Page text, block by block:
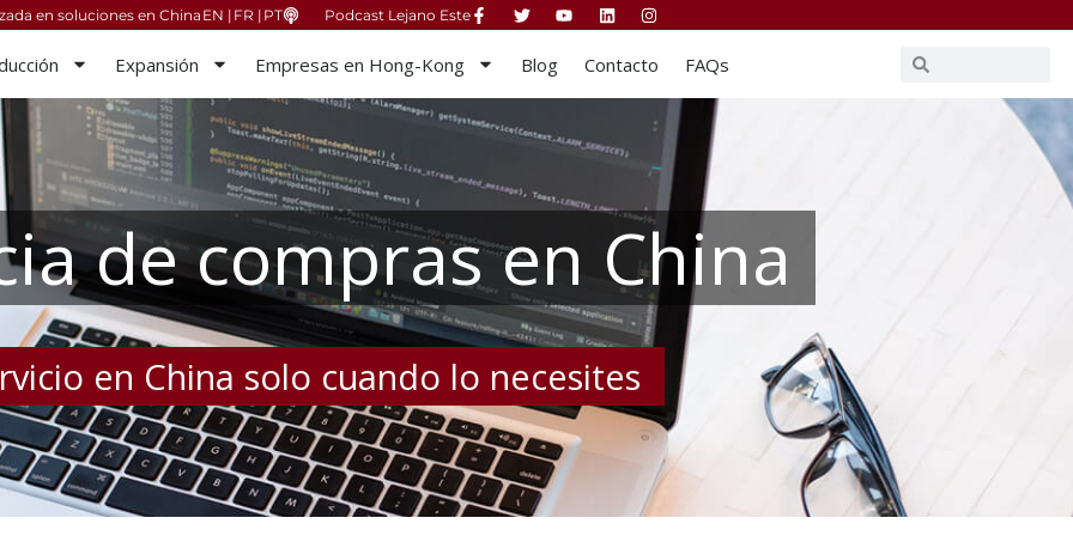
en soluciones en China EN | FR | PT Podcast Lejano Este
Expansión Empresas en Hong-Kong Blog Contacto FAQs BuscarBuscar
de compras en China
en China solo cuando lo necesites